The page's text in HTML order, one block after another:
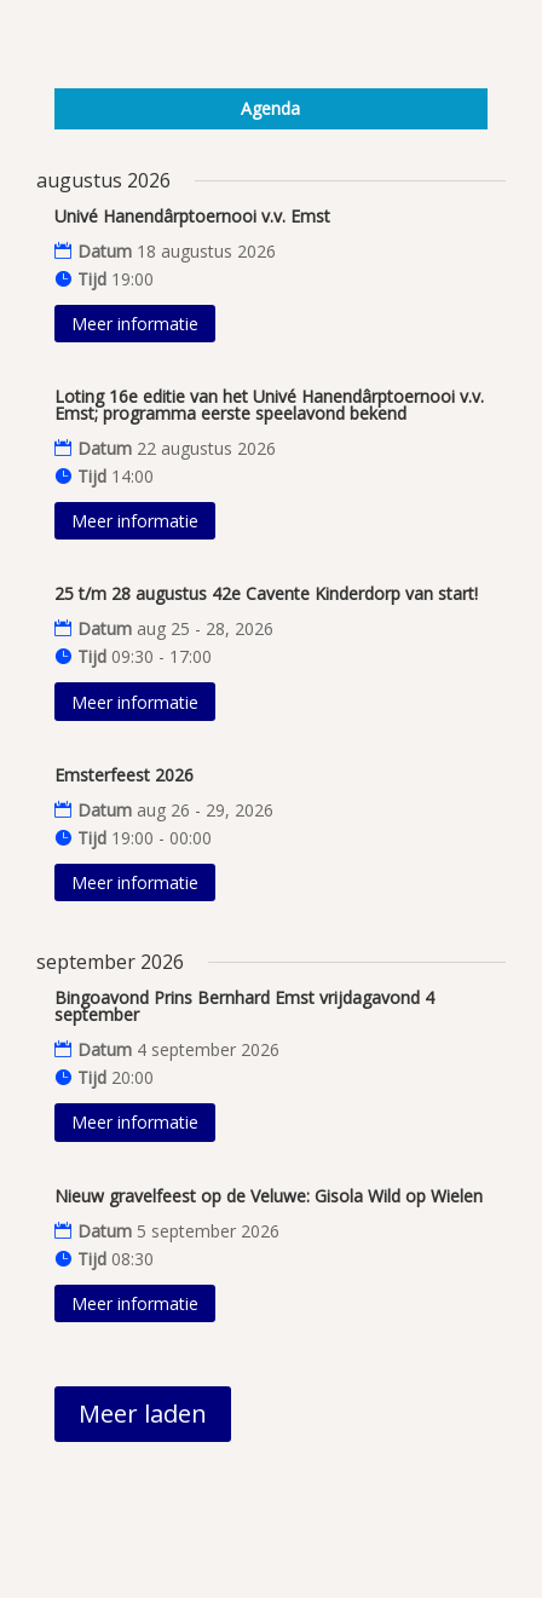
Agenda
augustus 2026
Univé Hanendârptoernooi v.v. Emst
Datum 18 augustus 2026
Tijd 19:00
Meer informatie
Loting 16e editie van het Univé Hanendârptoernooi v.v.
Emst; programma eerste speelavond bekend
Datum 22 augustus 2026
Tijd 14:00
Meer informatie
25 t/m 28 augustus 42e Cavente Kinderdorp van start!
Datum aug 25 - 28, 2026
Tijd 09:30 - 17:00
Meer informatie
Emsterfeest 2026
Datum aug 26 - 29, 2026
Tijd 19:00 - 00:00
Meer informatie
september 2026
Bingoavond Prins Bernhard Emst vrijdagavond 4
september
Datum 4 september 2026
Tijd 20:00
Meer informatie
Nieuw gravelfeest op de Veluwe: Gisola Wild op Wielen
Datum 5 september 2026
Tijd 08:30
Meer informatie
Meer laden